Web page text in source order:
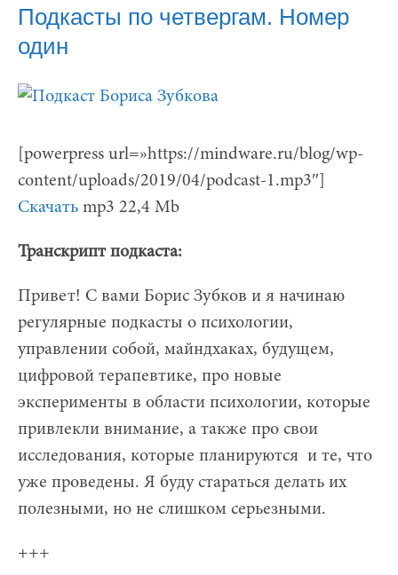
Подкасты по четвергам. Номер
один
[powerpress url=»https://mindware.ru/blog/wp-
content/uploads/2019/04/podcast-1.mp3″]
Скачать mp3 22,4 Mb
Транскрипт подкаста:
Привет! С вами Борис Зубков и я начинаю
регулярные подкасты о психологии,
управлении собой, майндхаках, будущем,
цифровой терапевтике, про новые
эксперименты в области психологии, которые
привлекли внимание, а также про свои
исследования, которые планируются и те, что
уже проведены. Я буду стараться делать их
полезными, но не слишком серьезными.
+++